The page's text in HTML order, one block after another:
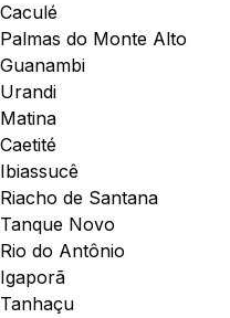
Caculé
Palmas do Monte Alto
Guanambi
Urandi
Matina
Caetité
Ibiassucê
Riacho de Santana
Tanque Novo
Rio do Antônio
Igaporã
Tanhaçu